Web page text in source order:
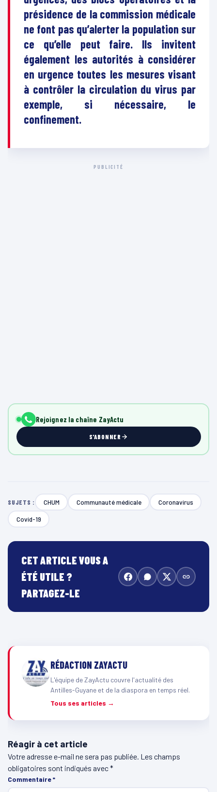
présidence de la commission médicale
ne font pas qu’alerter la population sur
ce qu’elle peut faire. Ils invitent
également les autorités à considérer
en urgence toutes les mesures visant
à contrôler la circulation du virus par
exemple, si nécessaire, le
confinement.
PUBLICITÉ
Rejoignez la chaîne ZayActu
S'ABONNER
SUJETS : CHUM Communauté médicale Coronavirus
Covid-19
CET ARTICLE VOUS A
ÉTÉ UTILE ?
PARTAGEZ-LE
RÉDACTION ZAYACTU
L'équipe de ZayActu couvre l'actualité des
Antilles-Guyane et de la diaspora en temps réel.
Tous ses articles →
Réagir à cet article
Votre adresse e-mail ne sera pas publiée. Les champs
obligatoires sont indiqués avec*
Commentaire*